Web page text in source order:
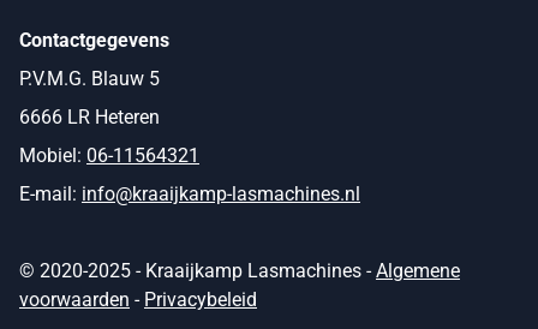
Contactgegevens
P.V.M.G. Blauw 5
6666 LR Heteren
Mobiel: 06-11564321
E-mail: info@kraaijkamp-lasmachines.nl
© 2020-2025 - Kraaijkamp Lasmachines -Algemene
voorwaarden - Privacybeleid